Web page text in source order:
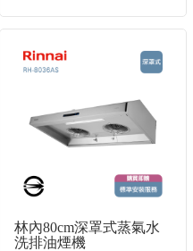
林內80cm深罩式蒸氣水
洗排油煙機